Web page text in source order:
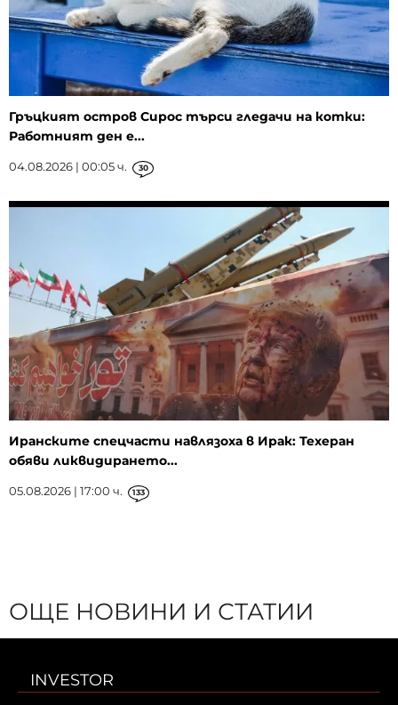
Гръцкият остров Сирос търси гледачи на котки:
Работният ден е...
04.08.2026 | 00:05 ч. 30
Иранските спецчасти навлязоха в Ирак: Техеран
обяви ликвидирането...
05.08.2026 | 17:00 ч. 133
ОЩЕ НОВИНИ И СТАТИИ
INVESTOR